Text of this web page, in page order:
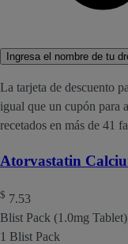
Ingresa el nombre de tu
La tarjeta de descuento
igual que un cupón para
recetados en más de 41
Atorvastatin
$ 7.53
Blist Pack (1.0mg
1 Blist Pack